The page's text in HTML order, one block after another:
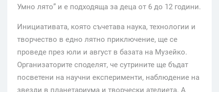
Умно лято” и е подходяща за деца от 6 до 12 години.
Инициативата, която съчетава наука, технологии и
творчество в едно лятно приключение, ще се
проведе през юли и август в базата на Музейко.
Организаторите споделят, че сутрините ще бъдат
посветени на научни експерименти, наблюдение на
звезди в планетариума и творчески ателиета. А